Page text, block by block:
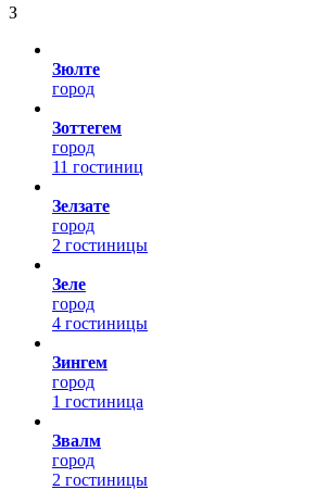
З
Зюлте
город
Зоттегем
город
11 гостиниц
Зелзате
город
2 гостиницы
Зеле
город
4 гостиницы
Зингем
город
1 гостиница
Звалм
город
2 гостиницы